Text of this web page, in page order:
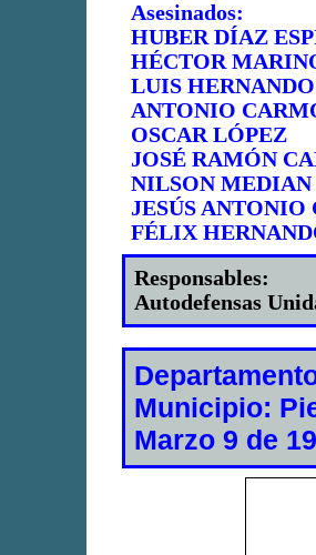
Asesinados:
HUBER DÍAZ
HÉCTOR
LUIS
ANTONIO
OSCAR LÓPEZ
JOSÉ RAMÓN
NILSON MEDIAN
JESÚS ANTONIO
FÉLIX
Responsables:
Autodefensas
Municipio:
Marzo 9 de